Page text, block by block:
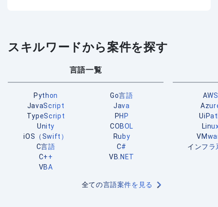
スキルワードから案件を探す
言語一覧
Python
Go言語
JavaScript
Java
TypeScript
PHP
Unity
COBOL
iOS（Swift）
Ruby
C言語
C#
C++
VB.NET
VBA
全ての言語案件を見る
AWS
インフラ